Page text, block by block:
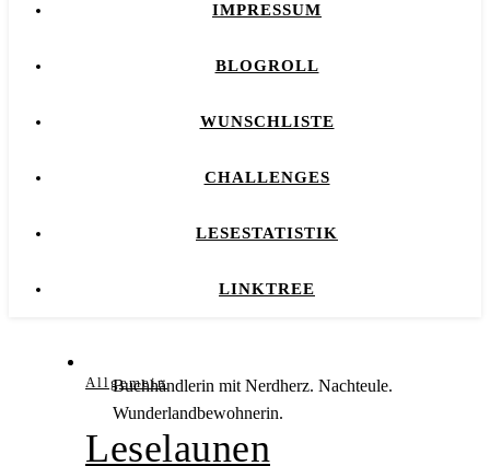
IMPRESSUM
BLOGROLL
WUNSCHLISTE
CHALLENGES
LESESTATISTIK
LINKTREE
Allgemein
Leselaunen
Buchhändlerin mit Nerdherz. Nachteule.
Wunderlandbewohnerin.